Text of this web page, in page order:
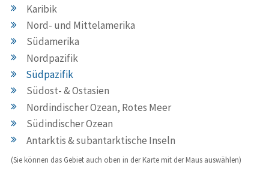
Karibik
Nord- und Mittelamerika
Südamerika
Nordpazifik
Südpazifik
Südost- & Ostasien
Nordindischer Ozean, Rotes Meer
Südindischer Ozean
Antarktis & subantarktische Inseln
(Sie können das Gebiet auch oben in der Karte mit der Maus auswählen)